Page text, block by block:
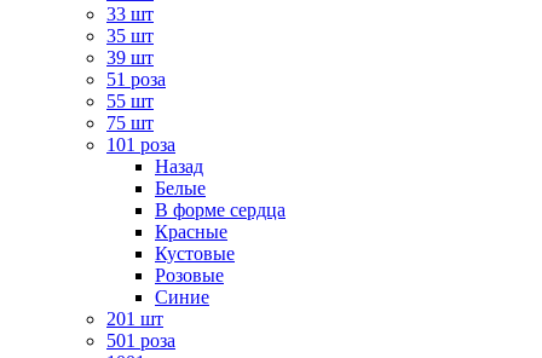
33 шт
35 шт
39 шт
51 роза
55 шт
75 шт
101 роза
Назад
Белые
В форме сердца
Красные
Кустовые
Розовые
Синие
201 шт
501 роза